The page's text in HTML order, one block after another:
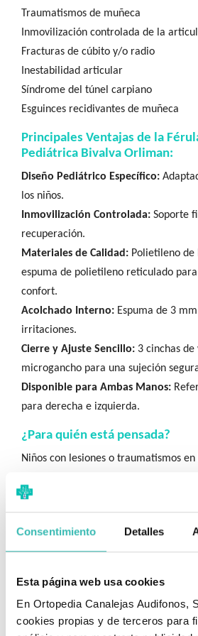
Consentimiento Detalles
Esta página web usa cookies
En Ortopedia Canalejas Audifonos,
cookies propias y de terceros para
Traumatismos de muñeca
Inmovilización controlada de la
Fracturas de cúbito y/o radio
Inestabilidad articular
Síndrome del túnel carpiano
Esguinces recidivantes de muñeca
Principales Ventajas de la
Pediátrica Bivalva Orliman:
Diseño Pediátrico Específico:
los niños.
Inmovilización Controlada: Soporte
recuperación.
Materiales de Calidad: Polietileno de
espuma de polietileno reticulado
confort.
Acolchado Interno: Espuma de 3
irritaciones.
Cierre y Ajuste Sencillo: 3 cinchas
microgancho para una sujeción
Disponible para Ambas Manos:
para derecha e izquierda.
¿Para quién está pensada?
Niños con lesiones o traumatismos
Pacientes pediátricos que requieren
controlada de la articulación de la
Niños diagnosticados con síndrome
esguinces recidivantes de muñeca.
Ficha técnica detallada:
CaracterísticaDetalle